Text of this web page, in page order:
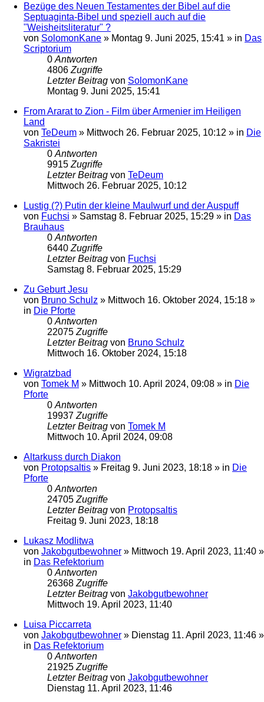
Bezüge des Neuen Testamentes der Bibel auf die
Septuaginta-Bibel und speziell auch auf die
"Weisheitsliteratur" ?
von SolomonKane » Montag 9. Juni 2025, 15:41 » in Das
Scriptorium
0 Antworten
4806 Zugriffe
Letzter Beitrag von SolomonKane
Montag 9. Juni 2025, 15:41
From Ararat to Zion - Film über Armenier im Heiligen
Land
von TeDeum » Mittwoch 26. Februar 2025, 10:12 » in Die
Sakristei
0 Antworten
9915 Zugriffe
Letzter Beitrag von TeDeum
Mittwoch 26. Februar 2025, 10:12
Lustig (?) Putin der kleine Maulwurf und der Auspuff
von Fuchsi » Samstag 8. Februar 2025, 15:29 » in Das
Brauhaus
0 Antworten
6440 Zugriffe
Letzter Beitrag von Fuchsi
Samstag 8. Februar 2025, 15:29
Zu Geburt Jesu
von Bruno Schulz » Mittwoch 16. Oktober 2024, 15:18 »
in Die Pforte
0 Antworten
22075 Zugriffe
Letzter Beitrag von Bruno Schulz
Mittwoch 16. Oktober 2024, 15:18
Wigratzbad
von Tomek M » Mittwoch 10. April 2024, 09:08 » in Die
Pforte
0 Antworten
19937 Zugriffe
Letzter Beitrag von Tomek M
Mittwoch 10. April 2024, 09:08
Altarkuss durch Diakon
von Protopsaltis » Freitag 9. Juni 2023, 18:18 » in Die
Pforte
0 Antworten
24705 Zugriffe
Letzter Beitrag von Protopsaltis
Freitag 9. Juni 2023, 18:18
Lukasz Modlitwa
von Jakobgutbewohner » Mittwoch 19. April 2023, 11:40 »
in Das Refektorium
0 Antworten
26368 Zugriffe
Letzter Beitrag von Jakobgutbewohner
Mittwoch 19. April 2023, 11:40
Luisa Piccarreta
von Jakobgutbewohner » Dienstag 11. April 2023, 11:46 »
in Das Refektorium
0 Antworten
21925 Zugriffe
Letzter Beitrag von Jakobgutbewohner
Dienstag 11. April 2023, 11:46